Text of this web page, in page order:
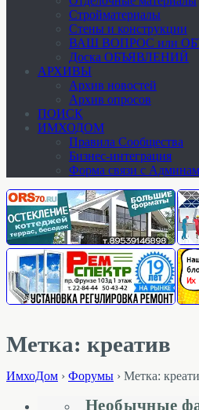
Стройматериалы
Стены и конструкции
ВАШ ВОПРОС или
Доска ОБЪЯВЛЕНИЙ
АРХИВЫ
Архив новостей
Архив опросов
ПОИСК
ИМХОДОМ
Правила Сообщества
Бизнес-интеграция
Форма связи с
Метка: креатив
ИмхоДом › Форумы › Метка:
Необычные